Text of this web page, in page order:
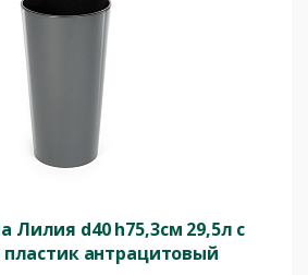
Лилия d40 h75,3см 29,5л с
антрацитовый